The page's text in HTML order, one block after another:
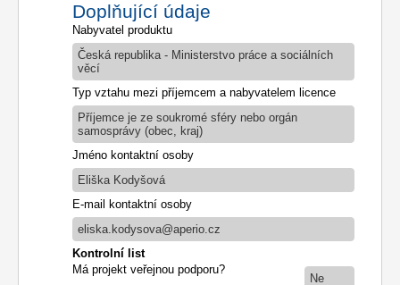
Doplňující údaje
Nabyvatel produktu
Česká republika - Ministerstvo práce a sociálních
věcí
Typ vztahu mezi příjemcem a nabyvatelem licence
Příjemce je ze soukromé sféry nebo orgán
samosprávy (obec, kraj)
Jméno kontaktní osoby
Eliška Kodyšová
E-mail kontaktní osoby
eliska.kodysova@aperio.cz
Kontrolní list
Má projekt veřejnou podporu?
Ne